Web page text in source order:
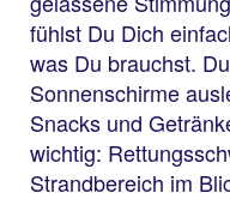
fühlst Du Dich
was Du brauchst.
Sonnenschirme
Snacks und
wichtig:
Strandbereich im